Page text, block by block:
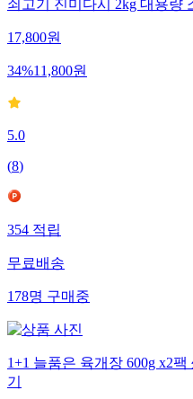
쇠고기 진미다시 2kg 대용량
17,800원
34%11,800원
5.0
(8)
354적립
무료배송
178명구매중
1+1 늘품은 육개장 600g x2
기